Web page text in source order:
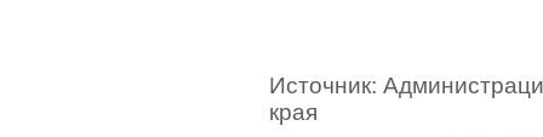
Источник:
края